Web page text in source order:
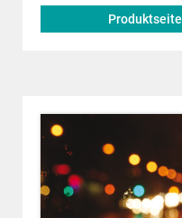
Produktseite